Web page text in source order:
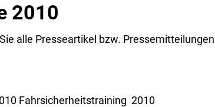
2010
alle Presseartikel bzw.
Fahrsicherheitstraining 2010